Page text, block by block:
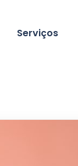
Serviços